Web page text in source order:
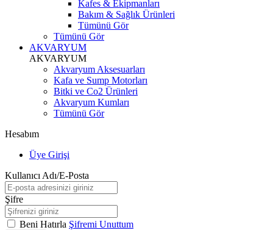
Kafes & Ekipmanları
Bakım & Sağlık Ürünleri
Tümünü Gör
Tümünü Gör
AKVARYUM
AKVARYUM
Akvaryum Aksesuarları
Kafa ve Sump Motorları
Bitki ve Co2 Ürünleri
Akvaryum Kumları
Tümünü Gör
Hesabım
Üye Girişi
Kullanıcı Adı/E-Posta
Şifre
Beni Hatırla Şifremi Unuttum